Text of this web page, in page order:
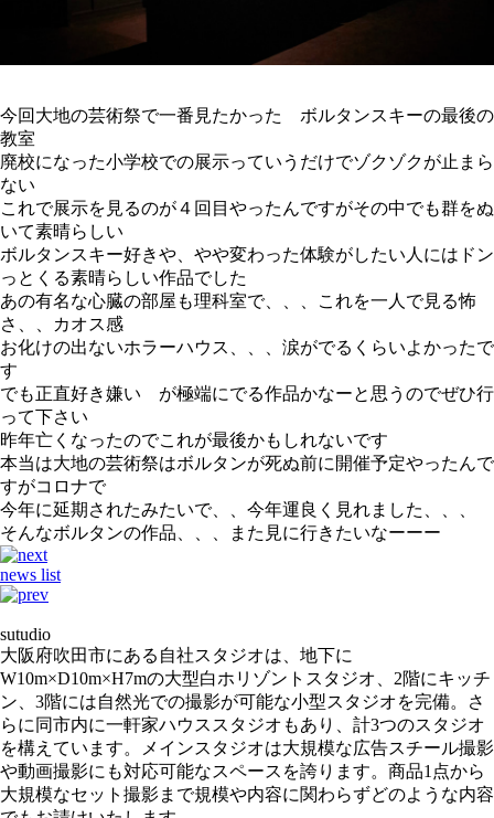
今回大地の芸術祭で一番見たかった ボルタンスキーの最後の
教室
廃校になった小学校での展示っていうだけでゾクゾクが止まら
ない
これで展示を見るのが４回目やったんですがその中でも群をぬ
いて素晴らしい
ボルタンスキー好きや、やや変わった体験がしたい人にはドン
っとくる素晴らしい作品でした
あの有名な心臓の部屋も理科室で、、、これを一人で見る怖
さ、、カオス感
お化けの出ないホラーハウス、、、涙がでるくらいよかったで
す
でも正直好き嫌い が極端にでる作品かなーと思うのでぜひ行
って下さい
昨年亡くなったのでこれが最後かもしれないです
本当は大地の芸術祭はボルタンが死ぬ前に開催予定やったんで
すがコロナで
今年に延期されたみたいで、、今年運良く見れました、、、
そんなボルタンの作品、、、また見に行きたいなーーー
news list
sutudio
大阪府吹田市にある自社スタジオは、地下に
W10m×D10m×H7mの大型白ホリゾントスタジオ、2階にキッチ
ン、3階には自然光での撮影が可能な小型スタジオを完備。さ
らに同市内に一軒家ハウススタジオもあり、計3つのスタジオ
を構えています。メインスタジオは大規模な広告スチール撮影
や動画撮影にも対応可能なスペースを誇ります。商品1点から
大規模なセット撮影まで規模や内容に関わらずどのような内容